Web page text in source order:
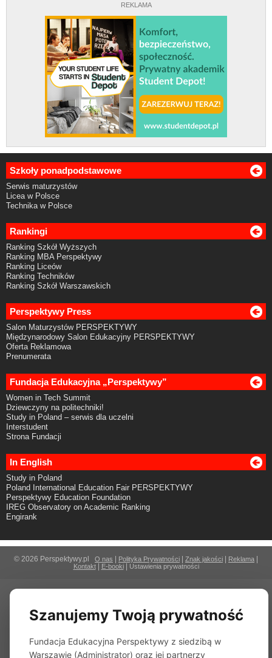
REKLAMA
Szkoły ponadpodstawowe
Serwis maturzystów
Licea w Polsce
Technika w Polsce
Rankingi
Ranking Szkół Wyższych
Ranking MBA Perspektywy
Ranking Liceów
Ranking Techników
Ranking Szkół Warszawskich
Perspektywy Press
Salon Maturzystów PERSPEKTYWY
Międzynarodowy Salon Edukacyjny PERSPEKTYWY
Oferta Reklamowa
Prenumerata
Fundacja Edukacyjna „Perspektywy”
Women in Tech Summit
Dziewczyny na politechniki!
Study in Poland – serwis dla uczelni
Interstudent
Strona Fundacji
In English
Study in Poland
Poland International Education Fair PERSPEKTYWY
Perspektywy Education Foundation
IREG Observatory on Academic Ranking
Engirank
© 2026 Perspektywy.pl O nas | Polityka Prywatności | Znak jakości | Reklama |
Kontakt| E-booki| Ustawienia prywatności
Szanujemy Twoją prywatność
Fundacja Edukacyjna Perspektywy z siedzibą w
Warszawie (Administrator) oraz jej partnerzy